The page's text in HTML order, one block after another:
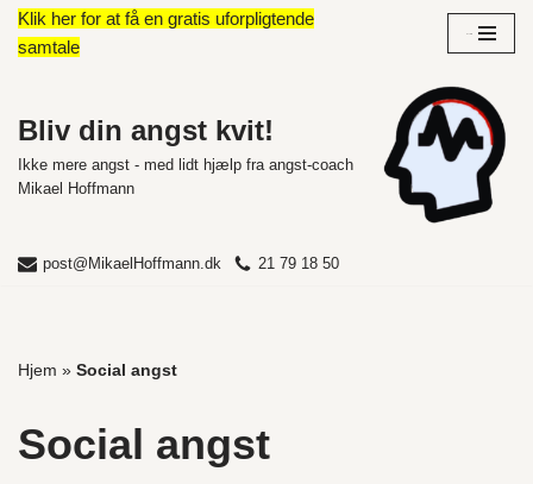
Spring
indhold
Klik her for at få en gratis uforpligtende
samtale
Bliv din angst kvit!
Ikke mere angst - med lidt hjælp fra angst-coach
Mikael Hoffmann
post@MikaelHoffmann.dk 21 79 18 50
Hjem » Social angst
Social angst